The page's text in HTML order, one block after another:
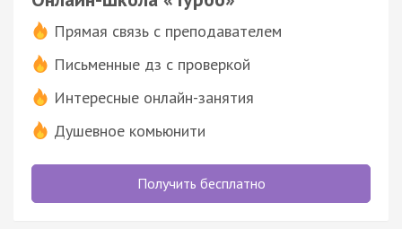
Прямая связь с преподавателем
Письменные дз с проверкой
Интересные онлайн-занятия
Душевное комьюнити
Получить бесплатно